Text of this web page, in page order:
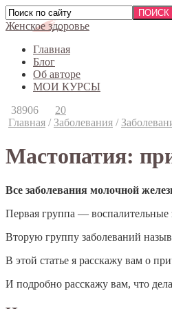
Женское здоровье
Главная
Блог
Об авторе
МОИ КУРСЫ
38906
20
Главная / Заболевания /
Мастопатия:
Все заболевания молочной
Первая группа —
Вторую группу заболеваний
В этой статье я расскажу вам о
И подробно расскажу вам, что